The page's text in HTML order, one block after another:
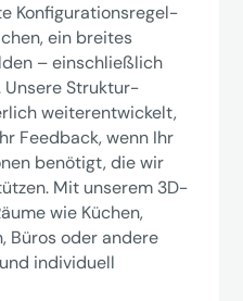
Konfigurationsregel-
ein breites
– einschließlich
Unsere Struktur-
weiterentwickelt,
Feedback, wenn Ihr
benötigt, die wir
Mit unserem 3D-
wie Küchen,
Büros oder andere
individuell